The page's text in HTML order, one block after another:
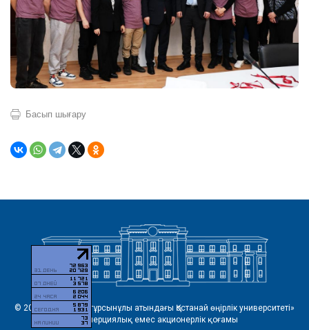
Басып шығару
© 2026 «Ахмет Байтұрсынұлы атындағы Қостанай өңірлік университеті»
коммерциялық емес акционерлік қоғамы